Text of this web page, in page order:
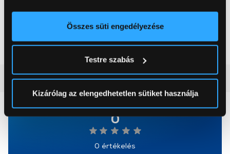
elhelyezkedéséről pár méteres pontossággal
Az Ön készülékén beazonosítása annak konkrét
módjairól és adja meg preferenciáit aRészletek
pontban. Bármikor módosíthatja vagy visszavonhatja a
Sütinyilatkozathoz való hozzájárulását.
okat használ, melyeket az Ön gépén tárol a rendszer. A
cookie-k személyazonosítására nem alkalmasak,
szolgáltatásaink biztosításához szükségesek. Az oldal
Összes süti engedélyezése
Testre szabás
Kizárólag az elengedhetetlen sütiket használja
by side hűtőszekrény
Alulfagyasztós
kombinált hűtőszekrény
Vásárlói vélemények(0)
0
0 értékelés